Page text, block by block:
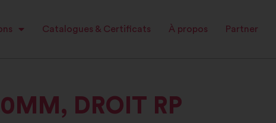
Catalogues & Certificats À propos Partner
DROIT RP